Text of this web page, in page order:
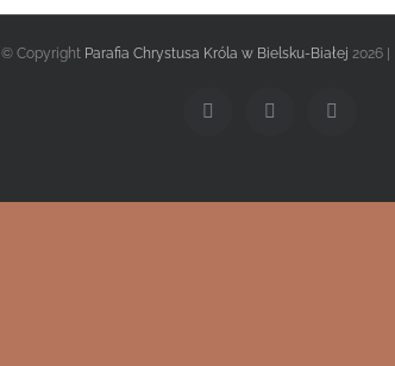
© Copyright Parafia Chrystusa Króla w Bielsku-Białej 2026 |
FacebookTwitter Instagram